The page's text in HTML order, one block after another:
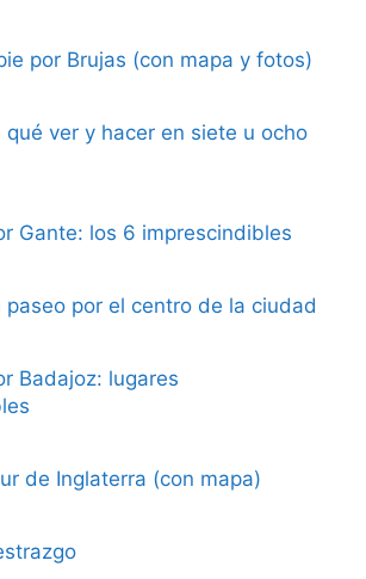
por Brujas (con mapa y fotos)
qué ver y hacer en siete u ocho
Gante: los 6 imprescindibles
por el centro de la ciudad
Badajoz: lugares
de Inglaterra (con mapa)